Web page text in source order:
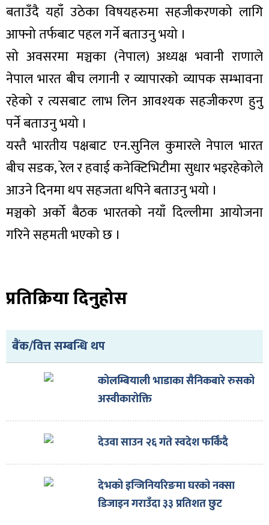
बताउँदै यहाँ उठेका विषयहरुमा सहजीकरणको लागि
आफ्नो तर्फबाट पहल गर्ने बताउनु भयो ।
सो अवसरमा मञ्चका (नेपाल) अध्यक्ष भवानी राणाले
नेपाल भारत बीच लगानी र व्यापारको व्यापक सम्भावना
रहेको र त्यसबाट लाभ लिन आवश्यक सहजीकरण हुनु
पर्ने बताउनु भयो ।
यस्तै भारतीय पक्षबाट एन.सुनिल कुमारले नेपाल भारत
बीच सडक, रेल र हवाई कनेक्टिभिटीमा सुधार भइरहेकोले
आउने दिनमा थप सहजता थपिने बताउनु भयो ।
मञ्चको अर्को बैठक भारतको नयाँ दिल्लीमा आयोजना
गरिने सहमती भएको छ ।
प्रतिक्रिया दिनुहोस
बैंक/वित्त सम्बन्धि थप
कोलम्बियाली भाडाका सैनिकबारे रुसको
अस्वीकारोक्ति
देउवा साउन २६ गते स्वदेश फर्किँदै
देभको इन्जिनियरिङमा घरको नक्सा
डिजाइन गराउँदा ३३ प्रतिशत छुट